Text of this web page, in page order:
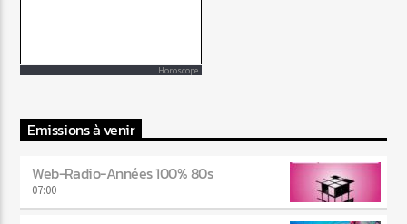
Horoscope
Emissions à venir
Web-Radio-Années 100% 80s
07:00